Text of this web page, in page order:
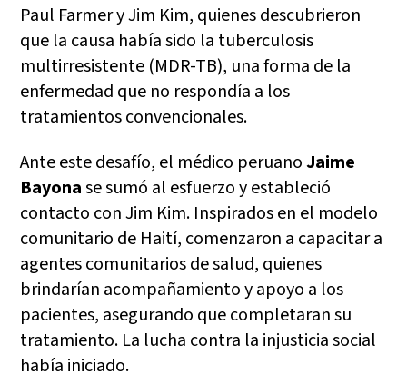
Paul Farmer y Jim Kim, quienes descubrieron
que la causa había sido la tuberculosis
multirresistente (MDR-TB), una forma de la
enfermedad que no respondía a los
tratamientos convencionales.
Ante este desafío, el médico peruanoJaime
Bayonase sumó al esfuerzo y estableció
contacto con Jim Kim. Inspirados en el modelo
comunitario de Haití, comenzaron a capacitar a
agentes comunitarios de salud, quienes
brindarían acompañamiento y apoyo a los
pacientes, asegurando que completaran su
tratamiento. La lucha contra la injusticia social
había iniciado.